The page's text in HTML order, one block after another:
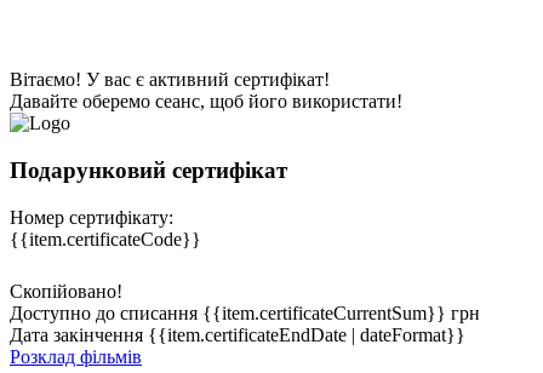
Вітаємо! У вас є активний сертифікат!
Давайте оберемо сеанс, щоб його використати!
Подарунковий сертифікат
Номер сертифікату:
{{item.certificateCode}}
Скопійовано!
Доступно до списання {{item.certificateCurrentSum}} грн
Дата закінчення {{item.certificateEndDate | dateFormat}}
Розклад фільмів